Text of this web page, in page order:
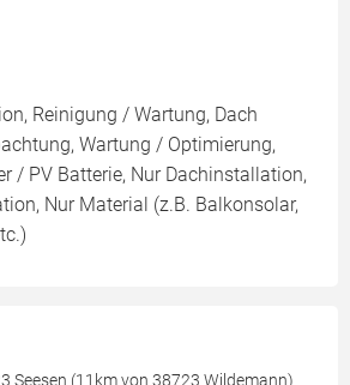
Reinigung / Wartung, Dach
Wartung / Optimierung,
/ PV Batterie, Nur Dachinstallation,
Nur Material (z.B. Balkonsolar,
Seesen (11km von 38723 Wildemann)